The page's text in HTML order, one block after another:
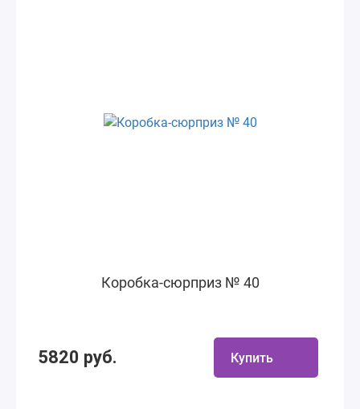
Коробка-сюрприз № 40
5820 руб. Купить